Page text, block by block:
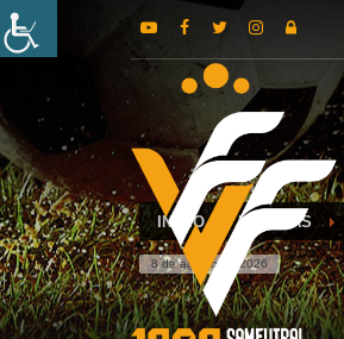
INICIO NOTICIAS
8 de agosto de 2026